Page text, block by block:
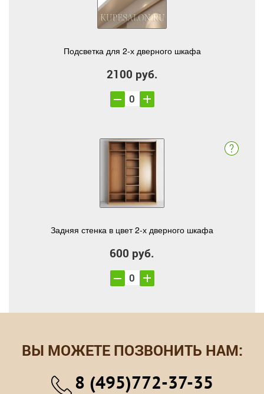
Подсветка для 2-х дверного шкафа
2100 руб.
Задняя стенка в цвет 2-х дверного шкафа
600 руб.
ВЫ МОЖЕТЕ ПОЗВОНИТЬ НАМ:
8 (495)772-37-35